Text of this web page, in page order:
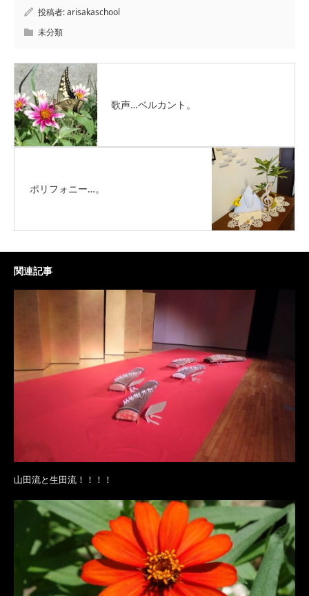
投稿者:arisakaschool
未分類
歌声…ベルカント。
ポリフォニー…。
関連記事
山田流と生田流！！！！